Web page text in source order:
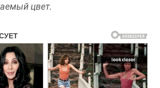
цвет.